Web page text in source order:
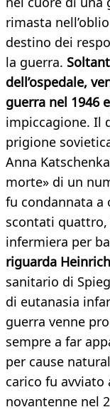
rimasta
destino dei
la guerra.
dell’ospedale,
guerra nel 1946
impiccagione. Il
prigione
Anna
morte» di un
fu condannata a
scontati
infermiera per
riguarda
sanitario di
di eutanasia
guerra venne
sempre a far
per cause
carico fu avviato
novantenne nel